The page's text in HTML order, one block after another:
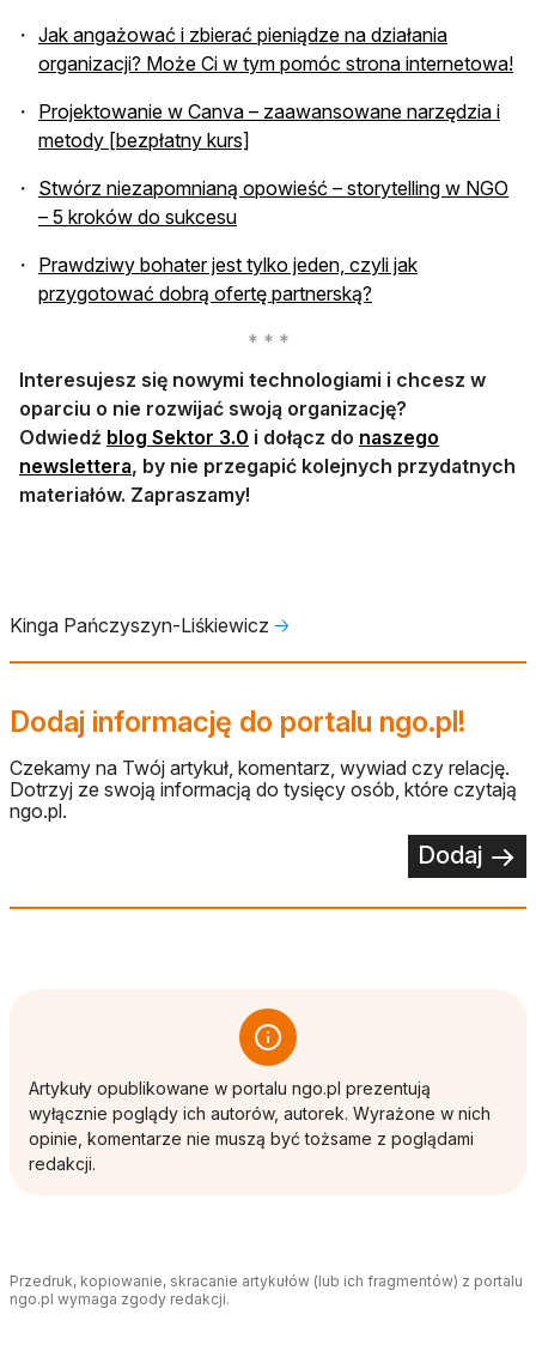
Jak angażować i zbierać pieniądze na działania
organizacji? Może Ci w tym pomóc strona internetowa!
Projektowanie w Canva – zaawansowane narzędzia i
metody [bezpłatny kurs]
Stwórz niezapomnianą opowieść – storytelling w NGO
– 5 kroków do sukcesu
Prawdziwy bohater jest tylko jeden, czyli jak
przygotować dobrą ofertę partnerską?
Interesujesz się nowymi technologiami i chcesz w
oparciu o nie rozwijać swoją organizację?
Odwiedź blog Sektor 3.0 otwiera się w nowej karcie
i dołącz do naszego
newslettera otwiera się w nowej karcie
, by nie przegapić kolejnych przydatnych
materiałów. Zapraszamy!
Kinga Pańczyszyn-Liśkiewicz 🡢
Dodaj informację do portalu ngo.pl!
Czekamy na Twój artykuł, komentarz, wywiad czy relację.
Dotrzyj ze swoją informacją do tysięcy osób, które czytają
ngo.pl.
Dodaj
Artykuły opublikowane w portalu ngo.pl prezentują
wyłącznie poglądy ich autorów, autorek. Wyrażone w nich
opinie, komentarze nie muszą być tożsame z poglądami
redakcji.
Przedruk, kopiowanie, skracanie artykułów (lub ich fragmentów) z portalu
ngo.pl wymaga zgody redakcji.